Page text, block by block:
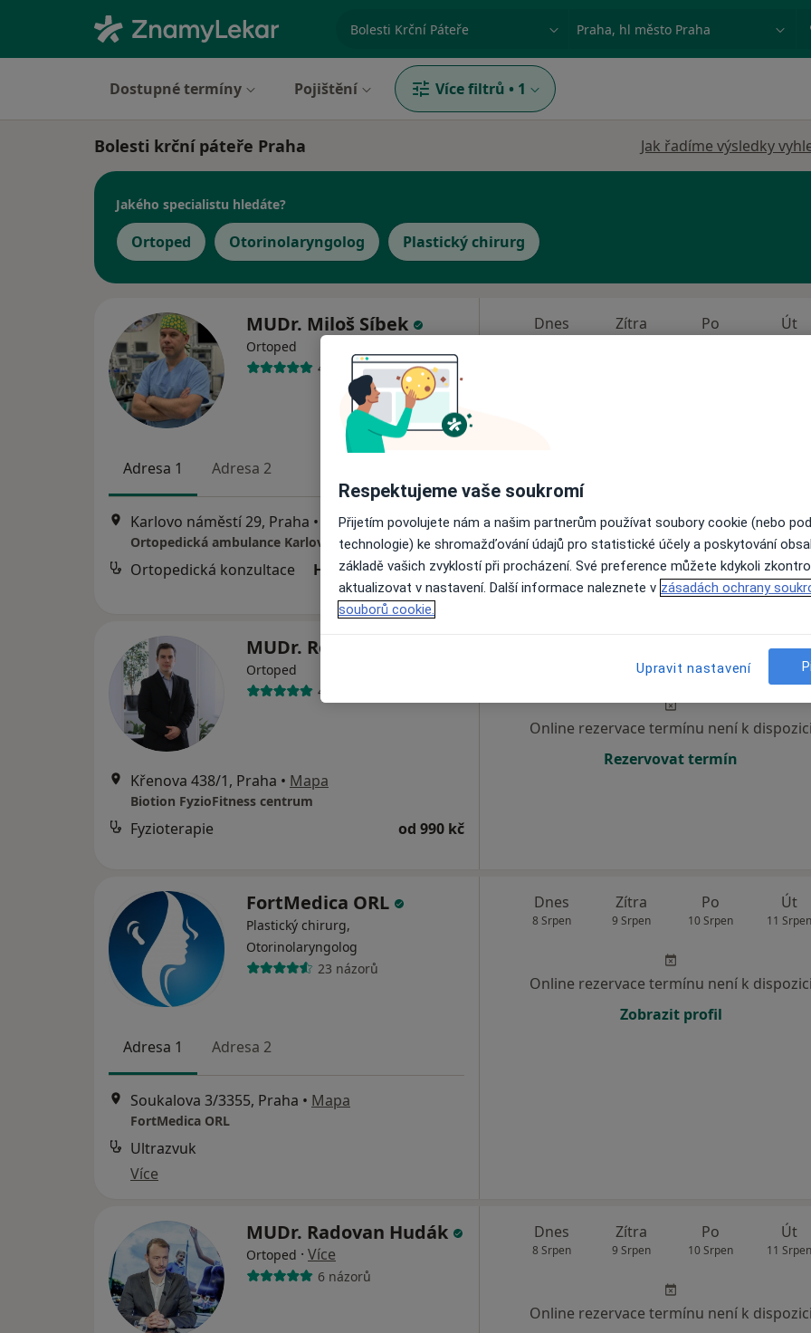
specializace, nemoc nebo příjmení Město nebo region
Dostupné termíny Pojištění Více filtrů • 1
Bolesti krční páteře Praha Jak řadíme výsledky
Jakého specialistu hledáte?
Ortoped Otorinolaryngolog Plastický chirurg
MUDr. Miloš Síbek
Ortoped
40 názorů
Adresa 1 Adresa 2
Karlovo náměstí 29, Praha • Mapa
Ortopedická ambulance Karlovo Náměstí, Keltia-Med, s.r.o.
Ortopedická konzultace Hrazeno pojišťovnou
Dnes Zítra Po Út
MUDr. Roman Štícha
Ortoped
4 názory
Křenova 438/1, Praha • Mapa
Biotion FyzioFitness centrum
Fyzioterapie od 990 kč
9 Srpen 10 Srpen
Út
11
Online rezervace termínu není k dispozici
Rezervovat termín
FortMedica ORL
Plastický chirurg,
Otorinolaryngolog
23 názorů
Adresa 1 Adresa 2
Soukalova 3/3355, Praha • Mapa
FortMedica ORL
Ultrazvuk
Více
Dnes
8 Srpen
Zítra
9 Srpen
Po
10 Srpen
Út
11 Srpen
Online rezervace termínu není k dispozici
Zobrazit profil
MUDr. Radovan Hudák
Ortoped · Více
6 názorů
Dnes
8 Srpen
Zítra
9 Srpen
Po
10 Srpen
Út
11 Srpen
Online rezervace termínu není k dispozici
Respektujeme vaše soukromí
Přijetím povolujete nám a našim partnerům používat soubory cookie (nebo
technologie) ke shromažďování údajů pro statistické účely a poskytování
základě vašich zvyklostí při procházení. Své preference můžete kdykoli
aktualizovat v nastavení. Další informace naleznete v zásadách ochrany
souborů cookie.
Upravit nastavení